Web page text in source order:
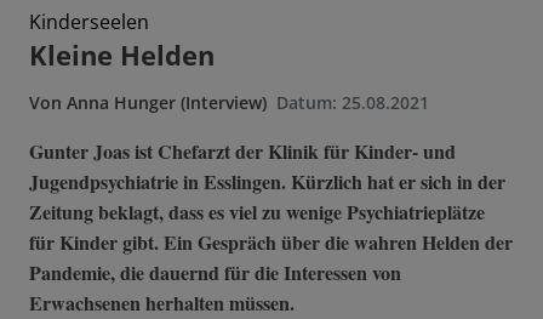
vorlesen
Kinderseelen
Kleine Helden
Von Anna Hunger (Interview) Datum: 25.08.2021
Gunter Joas ist Chefarzt der Klinik für Kinder- und
Jugendpsychiatrie in Esslingen. Kürzlich hat er sich in der
Zeitung beklagt, dass es viel zu wenige Psychiatrieplätze
für Kinder gibt. Ein Gespräch über die wahren Helden der
Pandemie, die dauernd für die Interessen von
Erwachsenen herhalten müssen.